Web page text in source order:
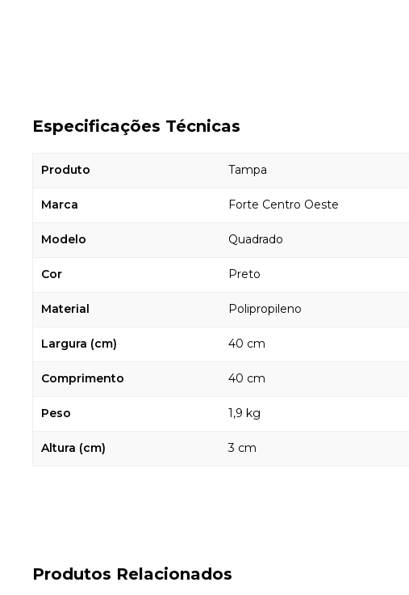
Especificações Técnicas
Produto Tampa
Marca Forte Centro Oeste
Modelo Quadrado
Cor Preto
Material Polipropileno
Largura (cm) 40 cm
Comprimento 40 cm
Peso 1,9 kg
Altura (cm) 3 cm
Produtos Relacionados